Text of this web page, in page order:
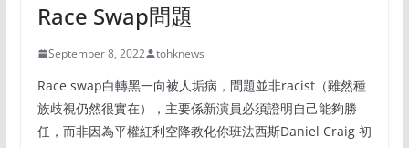
Race Swap問題
September 8, 2022 tohknews
Race swap白轉黑一向被人垢病，問題並非racist（雖然種
族歧視仍然很實在），主要係新演員必須證明自己能夠勝
任，而非因為平權紅利空降教化你班法西斯Daniel Craig 初